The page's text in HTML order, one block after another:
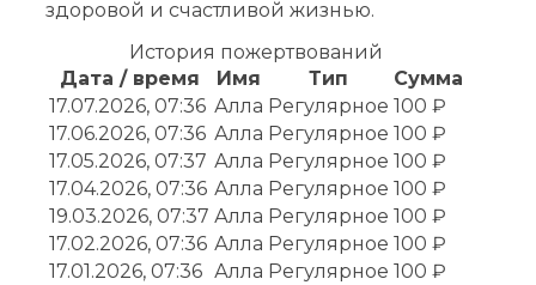
здоровой и счастливой жизнью.
История пожертвований
Дата / время
Имя Тип
Сумма
17.07.2026, 07:36 Алла Регулярное 100 ₽
17.06.2026, 07:36 Алла Регулярное 100 ₽
17.05.2026, 07:37 Алла Регулярное 100 ₽
17.04.2026, 07:36 Алла Регулярное 100 ₽
19.03.2026, 07:37 Алла Регулярное 100 ₽
17.02.2026, 07:36 Алла Регулярное 100 ₽
17.01.2026, 07:36 Алла Регулярное 100 ₽